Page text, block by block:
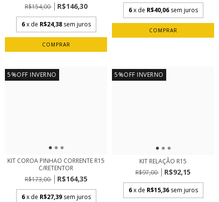
R$154,00
R$146,30
6 x de R$24,38 sem juros
6 x de R$40,06 sem juros
5%OFF INVERNO
KIT COROA PINHAO CORRENTE R15
C/RETENTOR
R$173,00
R$164,35
6 x de R$27,39 sem juros
5%OFF INVERNO
KIT RELAÇÃO R15
R$97,00
R$92,15
6 x de R$15,36 sem juros